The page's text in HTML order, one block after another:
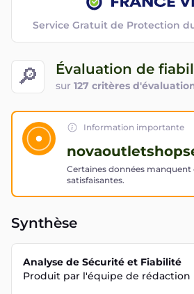
🔎 Évaluation de
sur 127 critères
Service Gratuit de Protection
Information importante
Certaines données manquent
satisfaisantes.
Synthèse
Analyse de Sécurité et Fiabilité
Produit par l'équipe de rédaction